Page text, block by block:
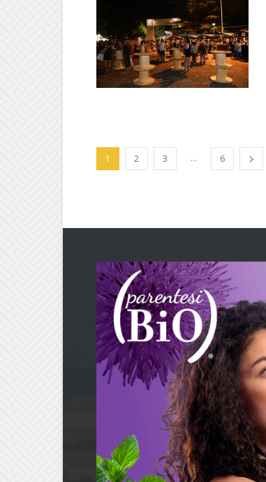
1 2 3 ... 6